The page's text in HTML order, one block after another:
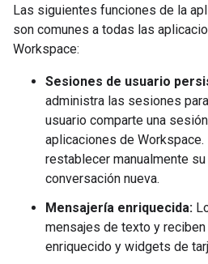
Las siguientes funciones de la
son comunes a todas las
Workspace:
Sesiones de usuario
administra las sesiones
usuario comparte una
aplicaciones de
restablecer manualmente
conversación nueva.
Mensajería enriquecida:
mensajes de texto y
enriquecido y widgets de